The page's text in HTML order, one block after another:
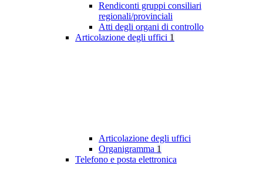
Rendiconti gruppi consiliari
regionali/provinciali
Atti degli organi di controllo
Articolazione degli uffici 1
Articolazione degli uffici
Organigramma 1
Telefono e posta elettronica